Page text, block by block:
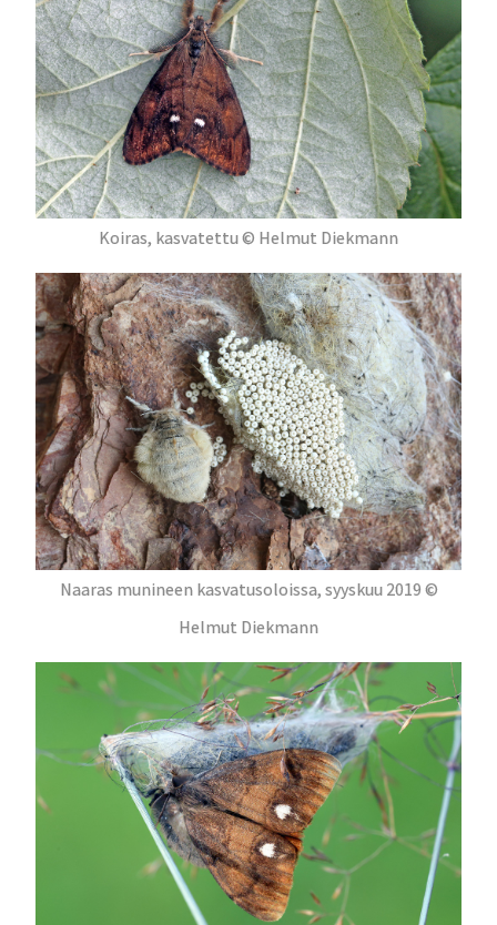
Koiras, kasvatettu © Helmut Diekmann
Naaras munineen kasvatusoloissa, syyskuu 2019 ©
Helmut Diekmann